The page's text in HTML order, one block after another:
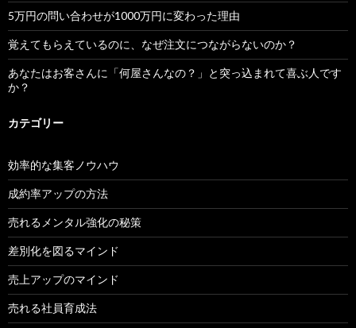
5万円の問い合わせが1000万円に変わった理由
覚えてもらえているのに、なぜ注文につながらないのか？
あなたはお客さんに「何屋さんなの？」と突っ込まれて喜ぶ人です
か？
カテゴリー
効率的な集客ノウハウ
成約率アップの方法
売れるメンタル強化の秘策
差別化を図るマインド
売上アップのマインド
売れる社員育成法